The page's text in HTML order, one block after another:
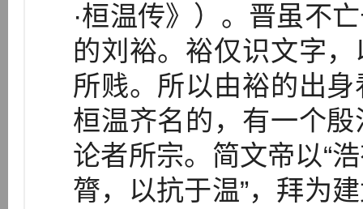
·桓温传》）。晋虽不
的刘裕。裕仅识文字
所贱。所以由裕的出
桓温齐名的，有一个
论者所宗。简文帝以“
膂，以抗于温”，拜为